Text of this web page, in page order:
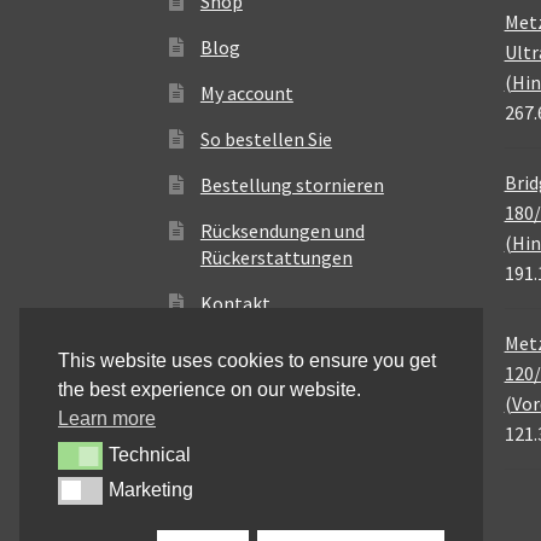
Blog
My account
So bestellen Sie
Bestellung stornieren
Rücksendungen und
Rückerstattungen
Kontakt
This website uses cookies to ensure you get
the best experience on our website.
Learn more
TechnicalTechnical
MarketingMarketing